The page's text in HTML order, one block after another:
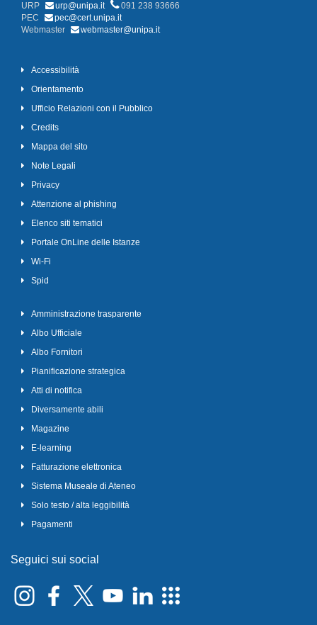
URP
urp@unipa.it
091 238 93666
PEC
pec@cert.unipa.it
Webmaster
webmaster@unipa.it
Accessibilità
Orientamento
Ufficio Relazioni con il Pubblico
Credits
Mappa del sito
Note Legali
Privacy
Attenzione al phishing
Elenco siti tematici
Portale OnLine delle Istanze
Wi-Fi
Spid
Amministrazione trasparente
Albo Ufficiale
Albo Fornitori
Pianificazione strategica
Atti di notifica
Diversamente abili
Magazine
E-learning
Fatturazione elettronica
Sistema Museale di Ateneo
Solo testo / alta leggibilità
Pagamenti
Seguici sui social